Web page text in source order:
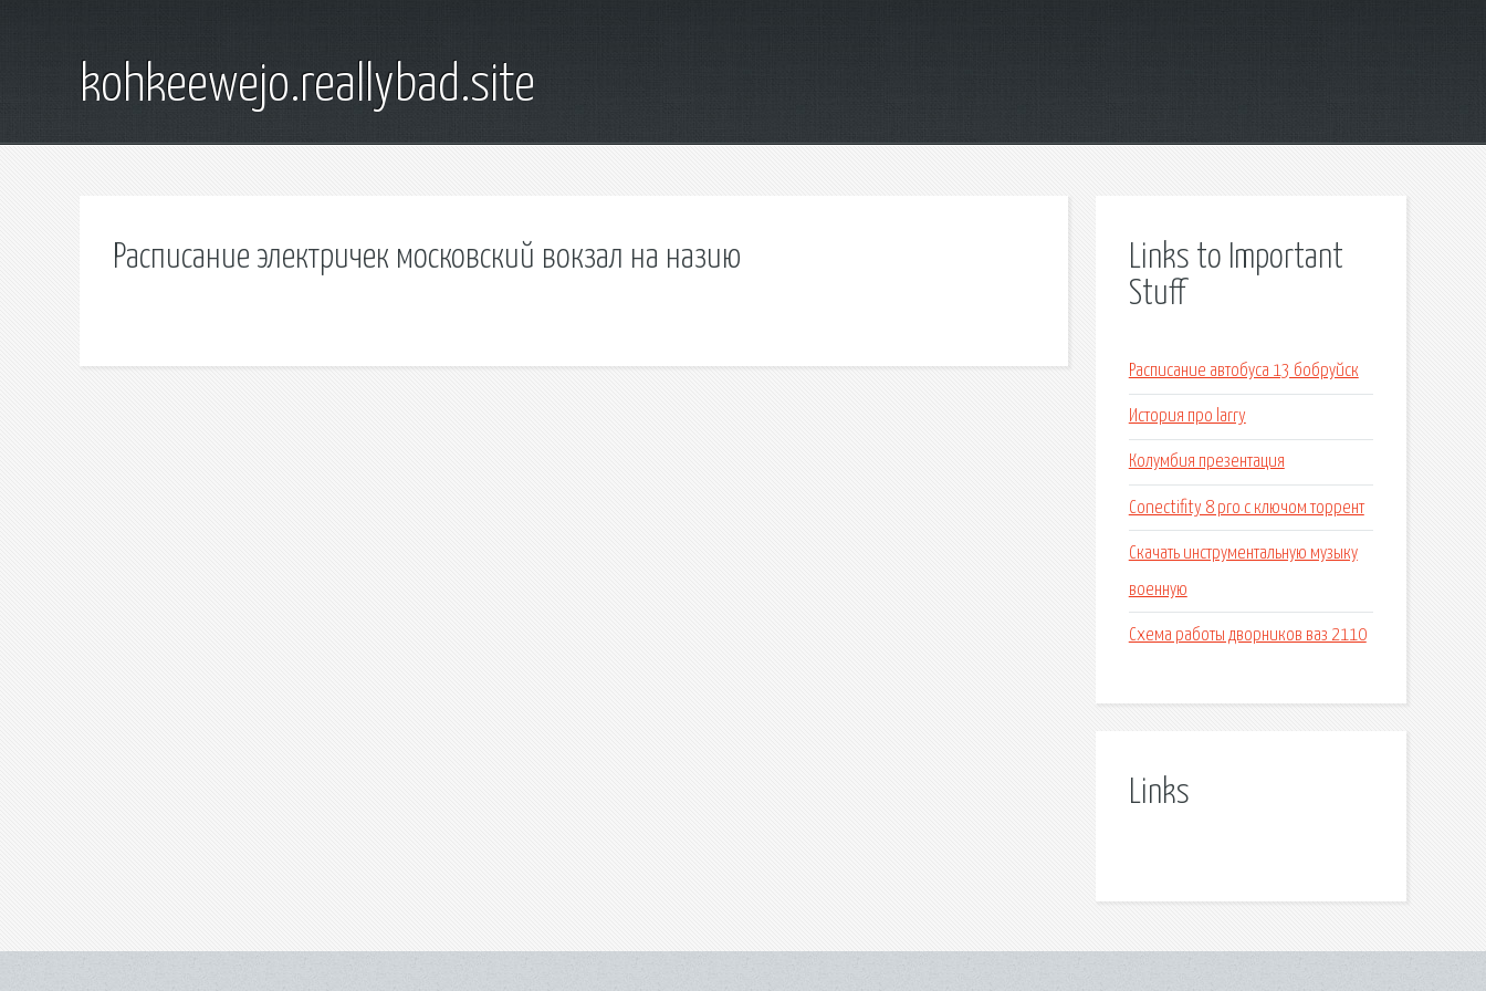
kohkeewejo.reallybad.site
Расписание электричек московский вокзал на назию
Links to Important
Stuff
Расписание автобуса 13 бобруйск
История про larry
Колумбия презентация
Conectifity 8 pro c ключом торрент
Скачать инструментальную музыку
военную
Схема работы дворников ваз 2110
Links